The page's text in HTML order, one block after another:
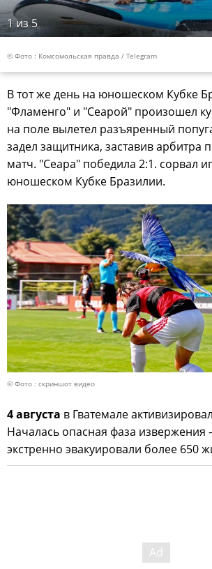
1из 5
© Фото : Комсомольская правда / Telegram
В тот же день на юношеском Кубке
"Фламенго" и "Сеарой" произошел
на поле вылетел разъяренный
задел защитника, заставив арбитра
матч. "Сеара" победила 2:1. сорвал
юношеском Кубке Бразилии.
© Фото : скриншот видео
4 августа в Гватемале
Началась опасная фаза извержения
экстренно эвакуировали более 650